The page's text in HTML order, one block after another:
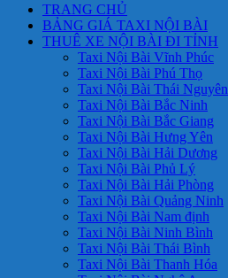
TRANG CHỦ
BẢNG GIÁ TAXI NỘI BÀI
THUÊ XE NỘI BÀI ĐI TỈNH
Taxi Nội Bài Vĩnh Phúc
Taxi Nội Bài Phú Thọ
Taxi Nội Bài Thái Nguyên
Taxi Nội Bài Bắc Ninh
Taxi Nội Bài Bắc Giang
Taxi Nội Bài Hưng Yên
Taxi Nội Bài Hải Dương
Taxi Nội Bài Phủ Lý
Taxi Nội Bài Hải Phòng
Taxi Nội Bài Quảng Ninh
Taxi Nội Bài Nam định
Taxi Nội Bài Ninh Bình
Taxi Nội Bài Thái Bình
Taxi Nội Bài Thanh Hóa